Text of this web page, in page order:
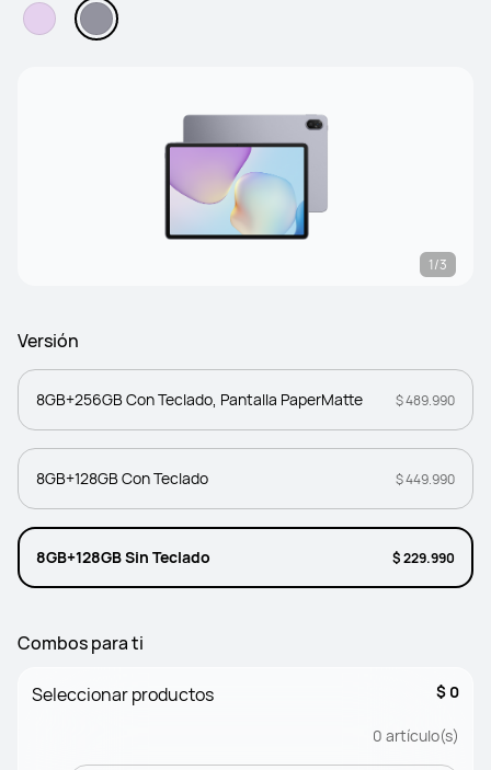
1/3
Versión
8GB+256GB Con Teclado, Pantalla PaperMatte $ 489.990
8GB+128GB Con Teclado $ 449.990
8GB+128GB Sin Teclado $ 229.990
Combos para ti
Seleccionar productos $ 0
0 artículo(s)